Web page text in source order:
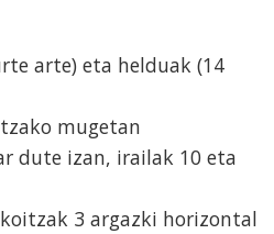
arte) eta helduak (14
mugetan
dute izan, irailak 10 eta
3 argazki horizontal